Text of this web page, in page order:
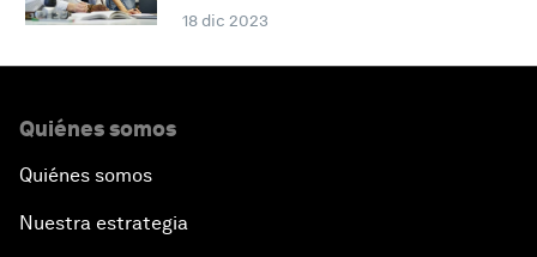
18 dic 2023
Quiénes somos
Quiénes somos
Nuestra estrategia